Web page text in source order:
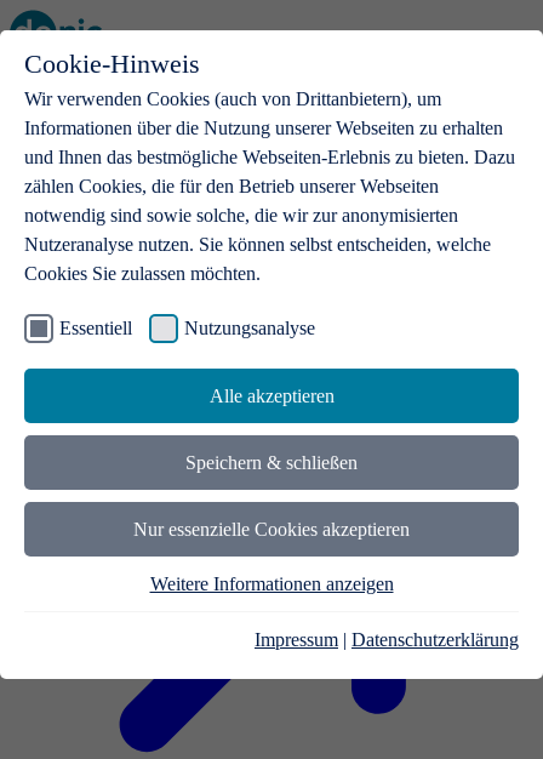
Cookie-Hinweis
Wir verwenden Cookies (auch von Drittanbietern), um
Informationen über die Nutzung unserer Webseiten zu erhalten
und Ihnen das bestmögliche Webseiten-Erlebnis zu bieten. Dazu
zählen Cookies, die für den Betrieb unserer Webseiten
notwendig sind sowie solche, die wir zur anonymisierten
Nutzeranalyse nutzen. Sie können selbst entscheiden, welche
Cookies Sie zulassen möchten.
Essentiell Nutzungsanalyse
Alle akzeptieren
Speichern & schließen
Nur essenzielle Cookies akzeptieren
Weitere Informationen anzeigen
Impressum | Datenschutzerklärung
Open main menu
.de-Domains
Mit einer .de-Domain erhalten Ideen eine Bühne